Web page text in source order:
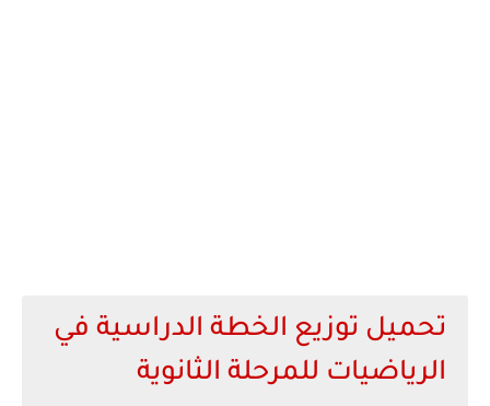
تحميل توزيع الخطة الدراسية في
الرياضيات للمرحلة الثانوية